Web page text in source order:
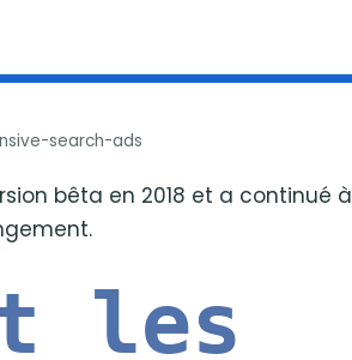
search-ads
bêta en 2018 et a continué à
les